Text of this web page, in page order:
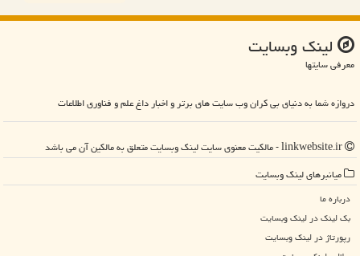
لینك وبسایت
معرفی سایتها
دروازه شما به دنیای بی کران وب سایت های برتر و اخبار داغ علم و فناوری اطلاعات
میانبرهای لینك وبسایت
درباره ما
بک لینک در لینك وبسایت
رپورتاژ در لینك وبسایت